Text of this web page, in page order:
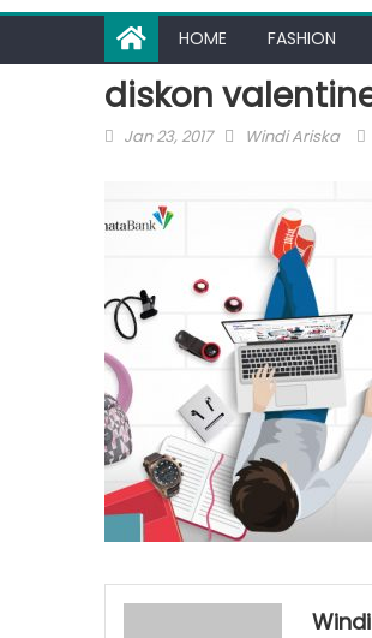
HOME FASHION
diskon
Posted
Jan 23, 2017 Author
Windi Ariska